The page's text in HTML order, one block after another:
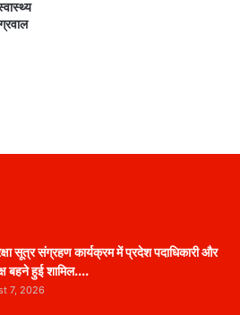
सूत्र संग्रहण कार्यक्रम में प्रदेश पदाधिकारी और
बहने हुई शामिल….
7, 2026